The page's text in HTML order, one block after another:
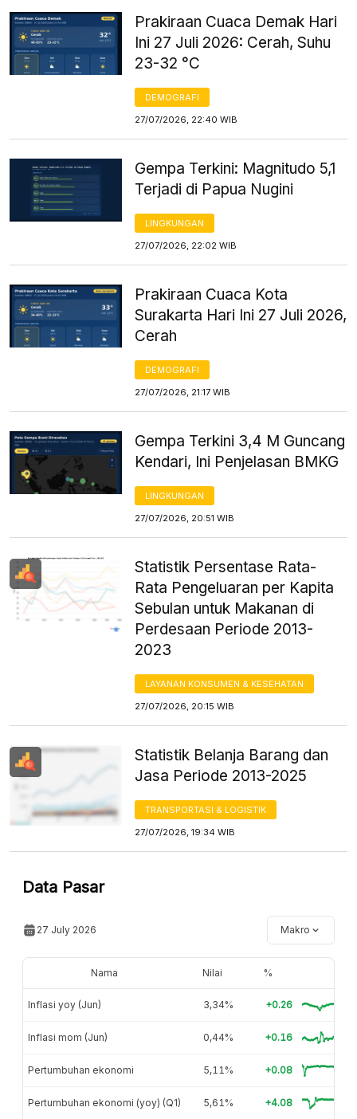
Prakiraan Cuaca Demak Hari
Ini 27 Juli 2026: Cerah, Suhu
23-32 °C
DEMOGRAFI
27/07/2026, 22:40 WIB
Gempa Terkini: Magnitudo 5,1
Terjadi di Papua Nugini
LINGKUNGAN
27/07/2026, 22:02 WIB
Prakiraan Cuaca Kota
Surakarta Hari Ini 27 Juli 2026,
Cerah
DEMOGRAFI
27/07/2026, 21:17 WIB
Gempa Terkini 3,4 M Guncang
Kendari, Ini Penjelasan BMKG
LINGKUNGAN
27/07/2026, 20:51 WIB
Statistik Persentase Rata-
Rata Pengeluaran per Kapita
Sebulan untuk Makanan di
Perdesaan Periode 2013-
2023
LAYANAN KONSUMEN & KESEHATAN
27/07/2026, 20:15 WIB
Statistik Belanja Barang dan
Jasa Periode 2013-2025
TRANSPORTASI & LOGISTIK
27/07/2026, 19:34 WIB
Data Pasar
27 July 2026 Makro
Nama Nilai %
Inflasi yoy (Jun) 3,34% +0.26
Inflasi mom (Jun) 0,44% +0.16
Pertumbuhan ekonomi 5,11% +0.08
Pertumbuhan ekonomi (yoy) (Q1) 5,61% +4.08